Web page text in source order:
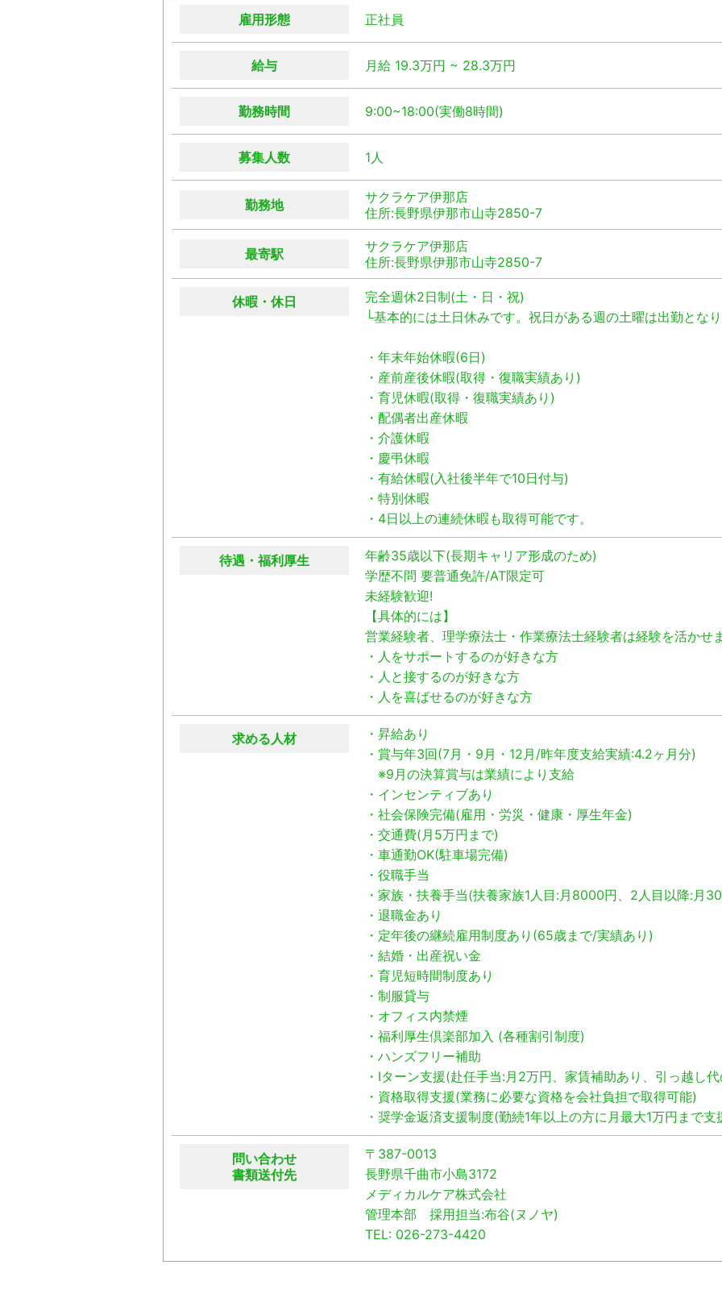
雇用形態 正社員
給与 月給 19.3万円 ~ 28.3万円
勤務時間 9:00~18:00(実働8時間)
募集人数 1人
勤務地
サクラケア伊那店
住所:長野県伊那市山寺2850-7
最寄駅
サクラケア伊那店
住所:長野県伊那市山寺2850-7
休暇・休日
完全週休2日制(土・日・祝)
└基本的には土日休みです。祝日がある週の土曜は出勤とな
・年末年始休暇(6日)
・産前産後休暇(取得・復職実績あり)
・育児休暇(取得・復職実績あり)
・配偶者出産休暇
・介護休暇
・慶弔休暇
・有給休暇(入社後半年で10日付与)
・特別休暇
・4日以上の連続休暇も取得可能です。
待遇・福利厚生
年齢35歳以下(長期キャリア形成のため)
学歴不問 要普通免許/AT限定可
未経験歓迎!
【具体的には】
営業経験者、理学療法士・作業療法士経験者は経験を活かせ
・人をサポートするのが好きな方
・人と接するのが好きな方
・人を喜ばせるのが好きな方
求める人材
・昇給あり
・賞与年3回(7月・9月・12月/昨年度支給実績:4.2ヶ月分)
※9月の決算賞与は業績により支給
・インセンティブあり
・社会保険完備(雇用・労災・健康・厚生年金)
・交通費(月5万円まで)
・車通勤OK(駐車場完備)
・役職手当
・家族・扶養手当(扶養家族1人目:月8000円、2人目以降:月
・退職金あり
・定年後の継続雇用制度あり(65歳まで/実績あり)
・結婚・出産祝い金
・育児短時間制度あり
・制服貸与
・オフィス内禁煙
・福利厚生倶楽部加入 (各種割引制度)
・ハンズフリー補助
・Iターン支援(赴任手当:月2万円、家賃補助あり、引っ越し
・資格取得支援(業務に必要な資格を会社負担で取得可能)
・奨学金返済支援制度(勤続1年以上の方に月最大1万円まで支
問い合わせ
書類送付先
〒387-0013
長野県千曲市小島3172
メディカルケア株式会社
管理本部 採用担当:布谷(ヌノヤ)
TEL: 026-273-4420